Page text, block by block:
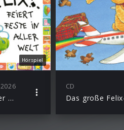
Hörspiel
2026
Felix feiert Feste in aller Welt
CD